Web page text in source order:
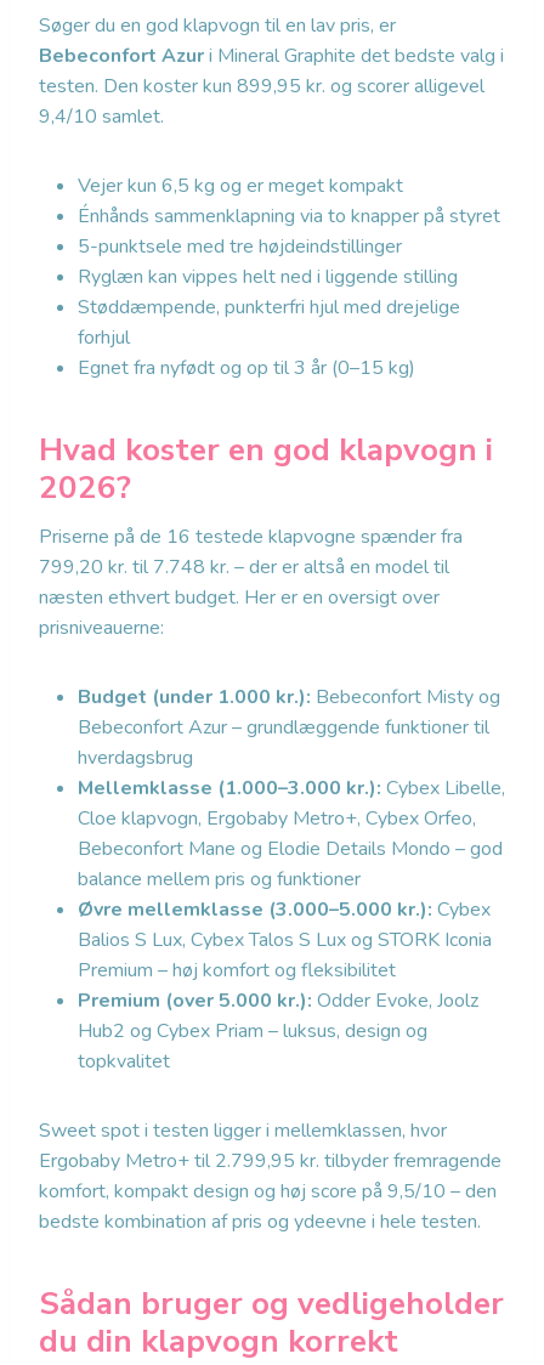
Søger du en god klapvogn til en lav pris, er
Bebeconfort Azuri Mineral Graphite det bedste valg i
testen. Den koster kun 899,95 kr. og scorer alligevel
9,4/10 samlet.
Vejer kun 6,5 kg og er meget kompakt
Énhånds sammenklapning via to knapper på styret
5-punktsele med tre højdeindstillinger
Ryglæn kan vippes helt ned i liggende stilling
Støddæmpende, punkterfri hjul med drejelige
forhjul
Egnet fra nyfødt og op til 3 år (0–15 kg)
Hvad koster en god klapvogn i
2026?
Priserne på de 16 testede klapvogne spænder fra
799,20 kr. til 7.748 kr. – der er altså en model til
næsten ethvert budget. Her er en oversigt over
prisniveauerne:
Budget (under 1.000 kr.): Bebeconfort Misty og
Bebeconfort Azur – grundlæggende funktioner til
hverdagsbrug
Mellemklasse (1.000–3.000 kr.): Cybex Libelle,
Cloe klapvogn, Ergobaby Metro+, Cybex Orfeo,
Bebeconfort Mane og Elodie Details Mondo – god
balance mellem pris og funktioner
Øvre mellemklasse (3.000–5.000 kr.): Cybex
Balios S Lux, Cybex Talos S Lux og STORK Iconia
Premium – høj komfort og fleksibilitet
Premium (over 5.000 kr.): Odder Evoke, Joolz
Hub2 og Cybex Priam – luksus, design og
topkvalitet
Sweet spot i testen ligger i mellemklassen, hvor
Ergobaby Metro+ til 2.799,95 kr. tilbyder fremragende
komfort, kompakt design og høj score på 9,5/10 – den
bedste kombination af pris og ydeevne i hele testen.
Sådan bruger og vedligeholder
du din klapvogn korrekt